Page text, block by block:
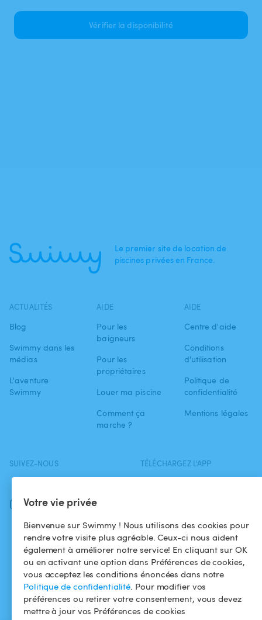
Votre vie privée
Bienvenue sur Swimmy ! Nous utilisons des cookies pour
rendre votre visite plus agréable. Ceux-ci nous aident
également à améliorer notre service! En cliquant sur OK
ou en activant une option dans Préférences de cookies,
vous acceptez les conditions énoncées dans notre
Politique de confidentialité. Pour modifier vos
préférences ou retirer votre consentement, vous devez
mettre à jour vos Préférences de cookies
Vérifier la disponibilité
Le premier site de location de
piscines privées en France.
ACTUALITÉS
Blog
Swimmy dans les
médias
L'aventure
Swimmy
AIDE
Pour les
baigneurs
Pour les
propriétaires
Louer ma piscine
Comment ça
marche ?
AIDE
Centre d'aide
Conditions
d'utilisation
Politique de
confidentialité
Mentions légales
SUIVEZ-NOUS
Instagram
TÉLÉCHARGEZ L'APP